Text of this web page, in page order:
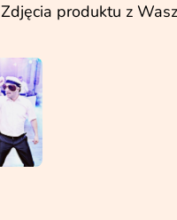
Zdjęcia produktu z